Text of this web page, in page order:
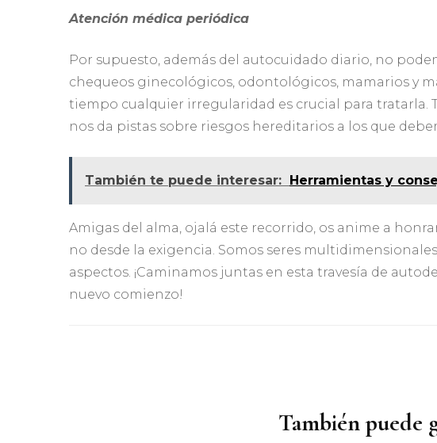
Atención médica periódica
Por supuesto, además del autocuidado diario, no
chequeos ginecológicos, odontológicos, mamarios y
tiempo cualquier irregularidad es crucial para tratarla.
nos da pistas sobre riesgos hereditarios a los que
También te puede interesar: Herramientas y
Amigas del alma, ojalá este recorrido, os anime a
no desde la exigencia. Somos seres
aspectos. ¡Caminamos juntas en esta travesía de
nuevo comienzo!
También puede